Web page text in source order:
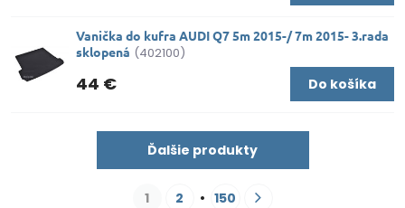
Vanička do kufra AUDI Q7 5m 2015-/ 7m 2015- 3.rada
sklopená (402100)
44 € Do košíka
Ďalšie produkty
1 2 150